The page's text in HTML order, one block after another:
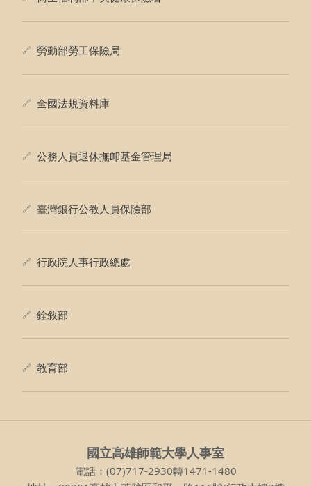
勞動部勞工保險局
全國法規資料庫
公務人員退休撫卹基金管理局
臺灣銀行公教人員保險部
行政院人事行政總處
銓敘部
教育部
國立高雄師範大學人事室
電話：(07)717-2930轉1471-1480